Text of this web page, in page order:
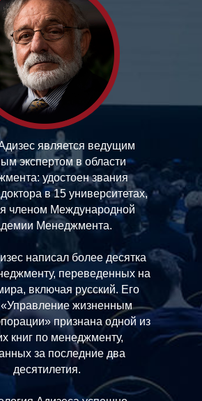
является ведущим
экспертом в области
удостоен звания
в 15 университетах,
членом Международной
Менеджмента.
написал более десятка
переведенных на
включая русский. Его
«Управление жизненным
признана одной из
книг по менеджменту,
за последние два
десятилетия.